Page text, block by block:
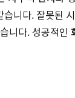
니다. 잘못된
니다. 성공적인